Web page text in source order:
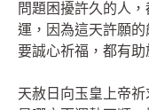
問題困擾許久的人
運，因為這天許願
要誠心祈福，都有助
天赦日向玉皇上帝